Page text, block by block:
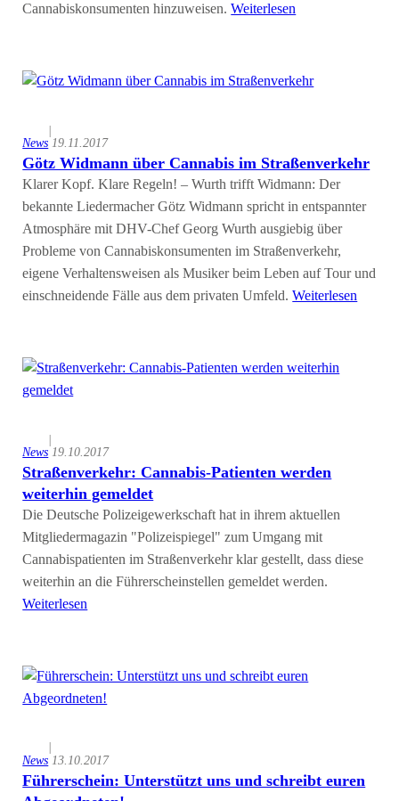
Cannabiskonsumenten hinzuweisen.Weiterlesen
News
|
19.11.2017
Götz Widmann über Cannabis im Straßenverkehr
Klarer Kopf. Klare Regeln! – Wurth trifft Widmann: Der
bekannte Liedermacher Götz Widmann spricht in entspannter
Atmosphäre mit DHV-Chef Georg Wurth ausgiebig über
Probleme von Cannabiskonsumenten im Straßenverkehr,
eigene Verhaltensweisen als Musiker beim Leben auf Tour und
einschneidende Fälle aus dem privaten Umfeld.Weiterlesen
News
|
19.10.2017
Straßenverkehr: Cannabis-Patienten werden
weiterhin gemeldet
Die Deutsche Polizeigewerkschaft hat in ihrem aktuellen
Mitgliedermagazin "Polizeispiegel" zum Umgang mit
Cannabispatienten im Straßenverkehr klar gestellt, dass diese
weiterhin an die Führerscheinstellen gemeldet werden.
Weiterlesen
News
|
13.10.2017
Führerschein: Unterstützt uns und schreibt euren